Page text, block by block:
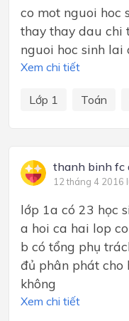
co mot nguoi hoc
thay thay dau chi
nguoi hoc sinh lai
Xem chi tiết
Lớp 1 Toán
thanh binh fc
12 tháng 4 2016
lớp 1a có 23 học
a hoi ca hai lop
b có tổng phụ
đủ phân phát cho
không
Xem chi tiết